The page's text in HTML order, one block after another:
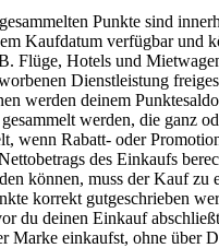
Punkte sind
Kaufdatum verfügbar und
Flüge, Hotels und
Dienstleistung
werden deinem
werden, die ganz
wenn Rabatt- oder
des Einkaufs
können, muss der Kauf
korrekt gutgeschrieben
du deinen Einkauf
Marke einkaufst, ohne über